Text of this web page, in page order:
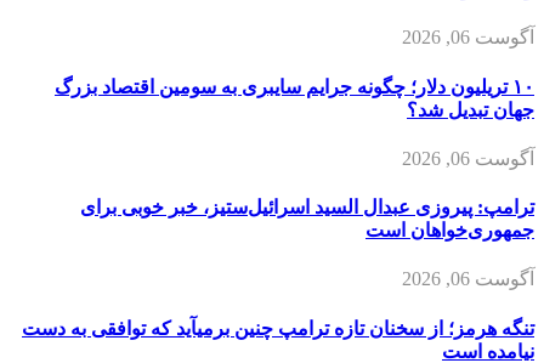
آگوست 06, 2026
۱۰ تریلیون دلار؛ چگونه جرایم سایبری به سومین اقتصاد بزرگ
جهان تبدیل شد؟
آگوست 06, 2026
ترامپ: پیروزی عبدال السید اسرائیل‌ستیز، خبر خوبی برای
جمهوری‌خواهان است
آگوست 06, 2026
تنگه هرمز؛ از سخنان تازه ترامپ چنین برمیآید که توافقی به دست
نیامده است